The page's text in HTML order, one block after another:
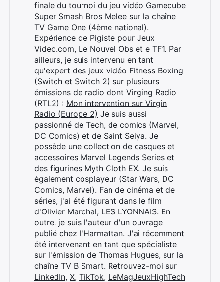
finale du tournoi du jeu vidéo Gamecube
Super Smash Bros Melee sur la chaîne
TV Game One (4ème national).
Expérience de Pigiste pour Jeux
Video.com, Le Nouvel Obs et e TF1. Par
ailleurs, je suis intervenu en tant
qu'expert des jeux vidéo Fitness Boxing
(Switch et Switch 2) sur plusieurs
émissions de radio dont Virging Radio
(RTL2) : Mon intervention sur Virgin
Radio (Europe 2) Je suis aussi
passionné de Tech, de comics (Marvel,
DC Comics) et de Saint Seiya. Je
possède une collection de casques et
accessoires Marvel Legends Series et
des figurines Myth Cloth EX. Je suis
également cosplayeur (Star Wars, DC
Comics, Marvel). Fan de cinéma et de
séries, j'ai été figurant dans le film
d'Olivier Marchal, LES LYONNAIS. En
outre, je suis l'auteur d'un ouvrage
publié chez l'Harmattan. J'ai récemment
été intervenant en tant que spécialiste
sur l'émission de Thomas Hugues, sur la
chaîne TV B Smart. Retrouvez-moi sur
LinkedIn, X, TikTok, LeMagJeuxHighTech